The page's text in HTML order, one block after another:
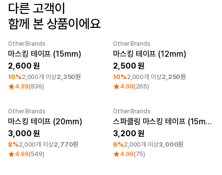
다른 고객이
함께 본 상품이에요
최소 주문수량 1개 Category Best
Other Brands
마스킹 테이프 (15mm)
2,600
10%2,000개 이상2,350원
4.99(836)
최소 주문수량 1개
Other Brands
마스킹 테이프 (12mm)
2,500
10%2,000개 이상2,250원
4.98(265)
최소 주문수량 1개
Other Brands
마스킹 테이프 (20mm)
3,000
8%2,000개 이상2,770원
4.99(549)
최소 주문수량 1개
Other Brands
스파클링 마스킹 테이프 (15mm)
3,200
6%2,000개 이상3,000원
4.96(75)
회원가입
로그인
1:1 문의
마플 서비스 소개
한국어
1만원 ~ 2만원
2만원 ~ 3만원
소매타입
반소매
긴소매